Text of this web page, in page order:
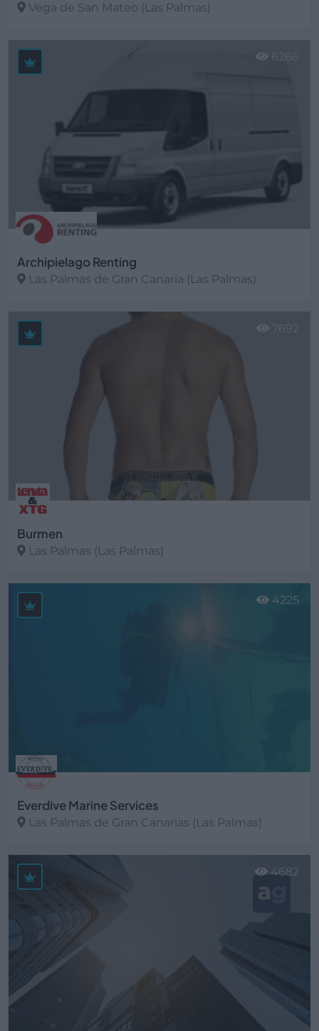
Vega de San Mateo (Las Palmas)
Archipielago Renting
Las Palmas de Gran Canaria (Las Palmas)
6266
Burmen
Las Palmas (Las Palmas)
Ver más
Everdive Marine Services
Las Palmas de Gran Canarias (Las Palmas)
Ver más
4225
4682